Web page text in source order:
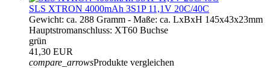
SLS XTRON 4000mAh 3S1P 11,1V 20C/40C
Gewicht: ca. 288 Gramm - Maße: ca. LxBxH 145x43x23mm
Hauptstromanschluss: XT60 Buchse
grün
41,30 EUR
compare_arrowsProdukte vergleichen